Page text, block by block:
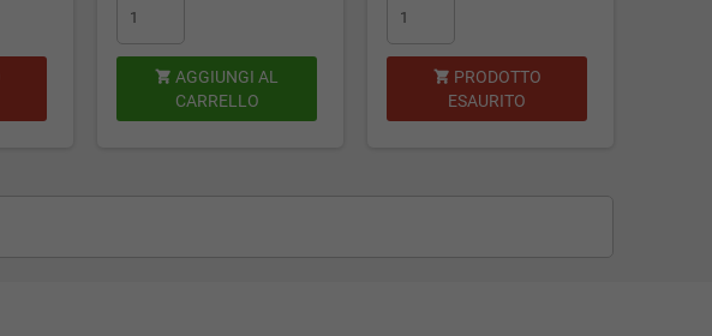
 AGGIUNGI AL
CARRELLO
 PRODOTTO
ESAURITO